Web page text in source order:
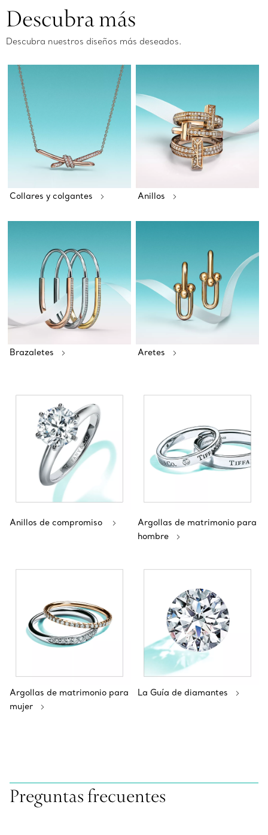
Descubra más
Descubra nuestros diseños más deseados.
Collares y colgantes Anillos
Brazaletes Aretes
Anillos de compromiso
Argollas de matrimonio para
hombre
Argollas de matrimonio para
mujer
La Guía de diamantes
Preguntas frecuentes